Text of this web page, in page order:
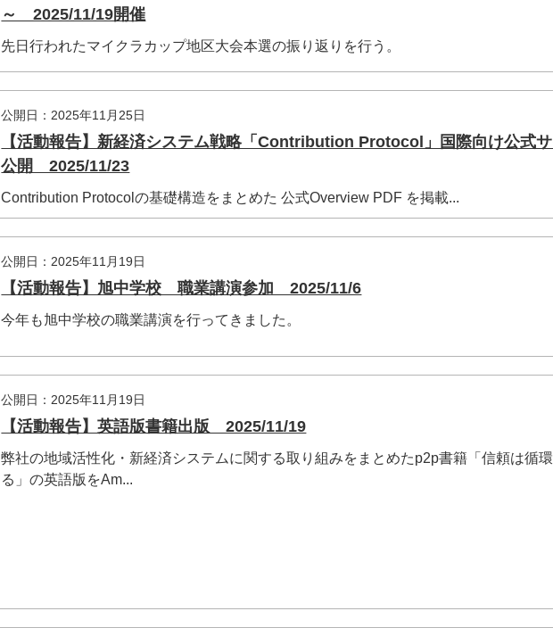
～ 2025/11/19開催
先日行われたマイクラカップ地区大会本選の振り返りを行う。
公開日：2025年11月25日
【活動報告】新経済システム戦略「Contribution Protocol」国際向け公式
公開 2025/11/23
Contribution Protocolの基礎構造をまとめた 公式Overview PDF を掲載...
公開日：2025年11月19日
【活動報告】旭中学校 職業講演参加 2025/11/6
今年も旭中学校の職業講演を行ってきました。
公開日：2025年11月19日
【活動報告】英語版書籍出版 2025/11/19
弊社の地域活性化・新経済システムに関する取り組みをまとめたp2p書籍「信頼は循
る」の英語版をAm...